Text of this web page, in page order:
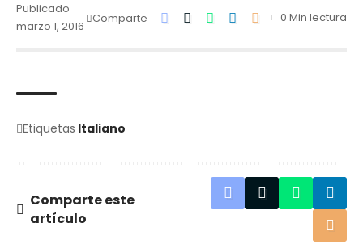
Publicado
marzo 1, 2016
Comparte 0 Min lectura
Etiquetas Italiano
Comparte este
artículo